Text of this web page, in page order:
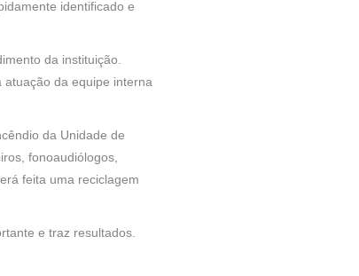
identificado e
da instituição.
da equipe interna
da Unidade de
fonoaudiólogos,
feita uma reciclagem
e traz resultados.